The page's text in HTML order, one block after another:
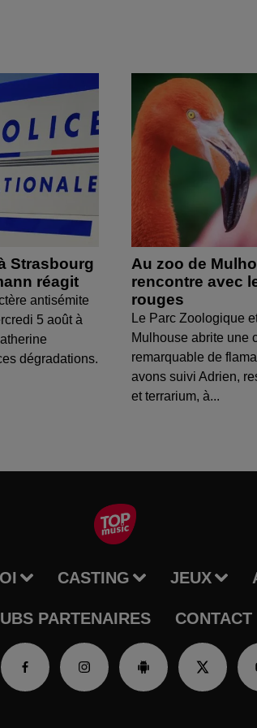
Strasbourg
réagit
antisémite
5 août à
dégradations.
Au zoo de
rencontre avec
rouges
Le Parc Zoologique
Mulhouse abrite une
remarquable de
avons suivi Adrien,
et terrarium, à...
CASTING JEUX
PARTENAIRES CONTACT